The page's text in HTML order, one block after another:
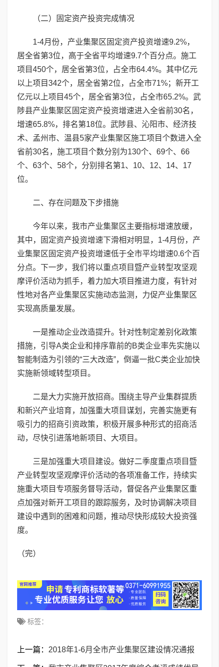
（二）固定资产投资完成情况
1-4月份，产业集聚区固定资产投资增速9.2%，
居全省第3位，高于全省平均增速9.7个百分点。施工
项目450个，居全省第3位，占全市64.4%。其中亿元
以上项目342个，居全省第2位，占全市71%；新开工
亿元以上项目45个，居全省第3位，占全市65.2%。武
陟县产业集聚区固定资产投资增速进入全省前30名，
增速65.8%，排名第18位。武陟县、沁阳市、经济技
术、孟州市、温县5家产业集聚区施工项目个数进入全
省前30名，施工项目个数分别为130个、69个、66
个、63个、58个，分别排名第1、10、12、14、17
位。
二、存在问题及下步措施
今年以来，我市产业集聚区主要指标增速放缓，
其中，固定资产投资增速下滑相对明显，1-4月份，产
业集聚区固定资产投资增速低于全市平均增速0.6个百
分点。下一步，我们将以重点项目暨产业转型攻坚观
摩评价活动为抓手，着力加大项目推进力度，有针对
性地对各产业集聚区实施动态监测，力促产业集聚区
实现高质量发展。
一是推动企业改造提升。针对性制定差别化政策
措施，引导A类企业和排序靠前的B类企业率先实施以
智能制造为引领的“三大改造”，倒逼一批C类企业加快
实施新领域转型项目。
二是大力实施开放招商。围绕主导产业集群提质
和新兴产业培育，加强重大项目谋划，完善实施更有
吸引力的招商引资政策，积极开展多种形式的招商活
动，尽快引进落地新项目、大项目。
三是加强重大项目建设。做好二季度重点项目暨
产业转型攻坚观摩评价活动的各项准备工作，持续实
施重大项目专项服务督导活动，督促各产业集聚区重
点加强对新开工项目的跟踪服务，及时协调解决项目
建设中遇到的困难和问题，推动尽快形成较大投资强
度。
（完）
标签：
上一篇： 2018年1-6月全市产业集聚区建设情况通报